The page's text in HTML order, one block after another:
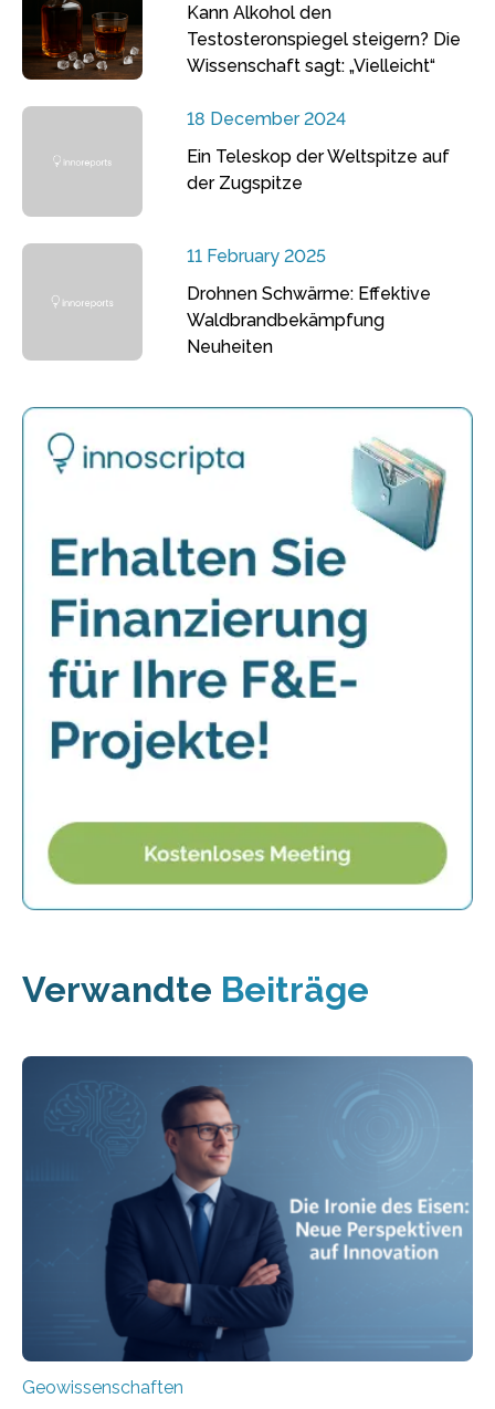
Kann Alkohol den
Testosteronspiegel steigern? Die
Wissenschaft sagt: „Vielleicht“
18 December 2024
Ein Teleskop der Weltspitze auf
der Zugspitze
11 February 2025
Drohnen Schwärme: Effektive
Waldbrandbekämpfung
Neuheiten
Verwandte Beiträge
Geowissenschaften